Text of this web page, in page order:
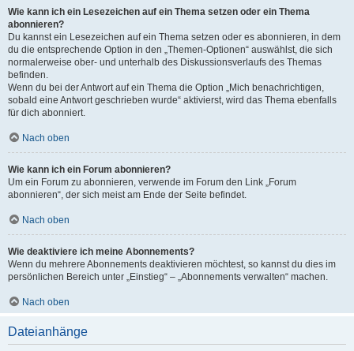
Wie kann ich ein Lesezeichen auf ein Thema setzen oder ein Thema
abonnieren?
Du kannst ein Lesezeichen auf ein Thema setzen oder es abonnieren, in dem
du die entsprechende Option in den „Themen-Optionen“ auswählst, die sich
normalerweise ober- und unterhalb des Diskussionsverlaufs des Themas
befinden.
Wenn du bei der Antwort auf ein Thema die Option „Mich benachrichtigen,
sobald eine Antwort geschrieben wurde“ aktivierst, wird das Thema ebenfalls
für dich abonniert.
Nach oben
Wie kann ich ein Forum abonnieren?
Um ein Forum zu abonnieren, verwende im Forum den Link „Forum
abonnieren“, der sich meist am Ende der Seite befindet.
Nach oben
Wie deaktiviere ich meine Abonnements?
Wenn du mehrere Abonnements deaktivieren möchtest, so kannst du dies im
persönlichen Bereich unter „Einstieg“ – „Abonnements verwalten“ machen.
Nach oben
Dateianhänge